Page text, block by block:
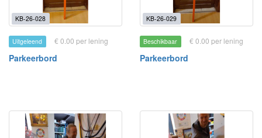
KB-26-028
Uitgeleend € 0.00 per lening
Parkeerbord
KB-26-029
Beschikbaar € 0.00 per lening
Parkeerbord